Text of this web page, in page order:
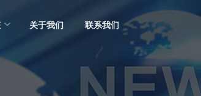
关于我们 联系我们